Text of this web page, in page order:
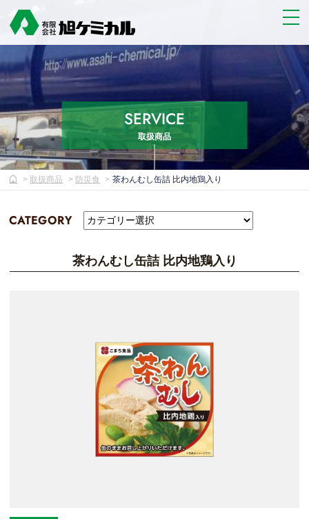
SERVICE
取扱商品
取扱商品 防災食 茶わんむし缶詰 比内地鶏入り
CATEGORY
茶わんむし缶詰 比内地鶏入り